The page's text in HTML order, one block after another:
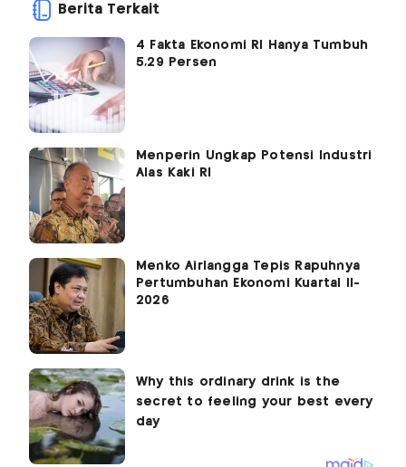
Berita Terkait
4 Fakta Ekonomi RI Hanya Tumbuh
5,29 Persen
Menperin Ungkap Potensi Industri
Alas Kaki RI
Menko Airlangga Tepis Rapuhnya
Pertumbuhan Ekonomi Kuartal II-
2026